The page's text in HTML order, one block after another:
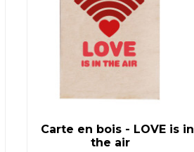
Carte en bois - LOVE is in
the air
VOIR LE PRODUIT